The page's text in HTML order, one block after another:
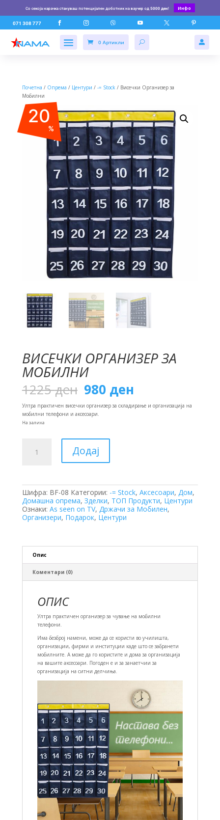
Со секоја нарачка стануваш потенцијален доботник на ваучер од 5000 ден! Инфо
071 308 777      
0 Артикли 
Почетна / Опрема / Центури / -= Stock/ Висечки Организер за
Мобилни
20
%
ВИСЕЧКИ ОРГАНИЗЕР ЗА
МОБИЛНИ
1225ден Original
price
was:
1225 ден.
980 ден
is:
980 ден.
Ултра практичен висечки организер за складирање и организација на
мобилни телефони и аксесоари.
На залиха
Организер
Додај
Шифра: BF-08 Категории: -= Stock, Аксесоари, Дом,
Домашна опрема, Зделки, ТОП Продукти, Центури
Ознаки: As seen on TV, Држачи за Мобилен,
Организери, Подарок, Центури
Опис
Коментари (0)
ОПИС
Ултра практичен организер за чување на мобилни
телефони.
Има безброј намени, може да се користи во училишта,
организации, фирми и институции каде што се забранети
мобилните. А може да го користите и дома за организација
на вашите аксесоари. Погоден е и за занаетчии за
организација на ситни делчиња.